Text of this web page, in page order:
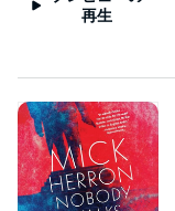
再生